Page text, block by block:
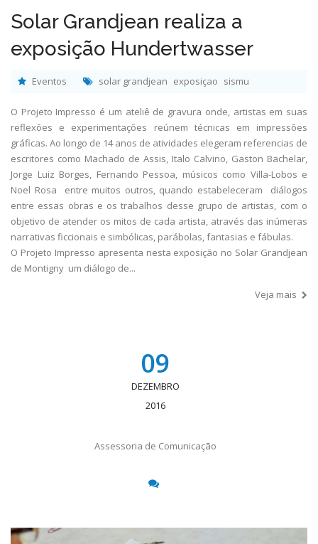
Solar Grandjean realiza a
exposição Hundertwasser
Eventos solar grandjean exposiçao sismu
O Projeto Impresso é um ateliê de gravura onde, artistas em suas
reflexões e experimentações reúnem técnicas em impressões
gráficas. Ao longo de 14 anos de atividades elegeram referencias de
escritores como Machado de Assis, Italo Calvino, Gaston Bachelar,
Jorge Luiz Borges, Fernando Pessoa, músicos como Villa-Lobos e
Noel Rosa entre muitos outros, quando estabeleceram diálogos
entre essas obras e os trabalhos desse grupo de artistas, com o
objetivo de atender os mitos de cada artista, através das inúmeras
narrativas ficcionais e simbólicas, parábolas, fantasias e fábulas.
O Projeto Impresso apresenta nesta exposição no Solar Grandjean
de Montigny um diálogo de...
Veja mais
09
DEZEMBRO
2016
Assessoria de Comunicação